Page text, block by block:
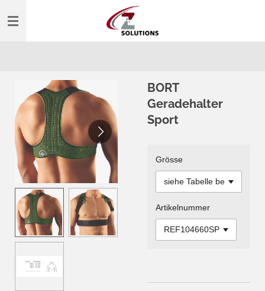
Hauptinhalt
BORT
Geradehalter
Sport
Grösse
Artikelnummer